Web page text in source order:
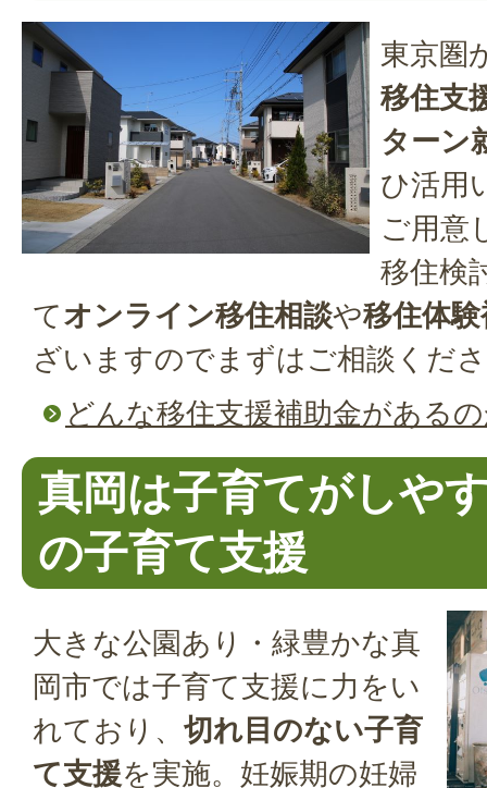
東京圏
移住支
ターン
ひ活用
ご用意
移住検
てオンライン移住相談や移住体
ざいますのでまずはご相談くだ
どんな移住支援補助金がある
真岡は子育てがしや
の子育て支援
大きな公園あり・緑豊かな真
岡市では子育て支援に力をい
れており、 切れ目のない子育
て支援を実施。妊娠期の妊婦